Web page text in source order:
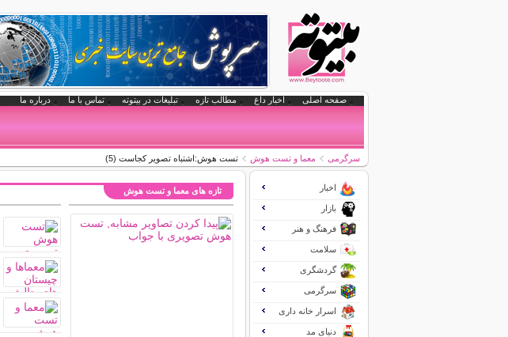
صفحه اصلی اخبار داغ مطالب تازه تبلیغات در بیتوته تماس با ما درباره ما
سرگرمی معما و تست هوش تست هوش:اشتباه تصویر کجاست (5)
تازه های معما و تست هوش اخبار
بازار
فرهنگ و هنر
سلامت
گردشگری
سرگرمی
اسرار خانه داری
دنیای مد